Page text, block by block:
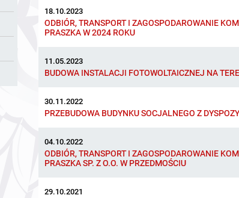
18.10.2023
ODBIÓR, TRANSPORT I ZAGOSPODAROWANIE
PRASZKA W 2024 ROKU
11.05.2023
BUDOWA INSTALACJI FOTOWOLTAICZNEJ NA
30.11.2022
PRZEBUDOWA BUDYNKU SOCJALNEGO Z
04.10.2022
ODBIÓR, TRANSPORT I ZAGOSPODAROWANIE
PRASZKA SP. Z O.O. W PRZEDMOŚCIU
29.10.2021